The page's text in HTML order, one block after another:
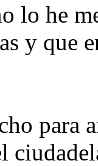
lo he
y que
para